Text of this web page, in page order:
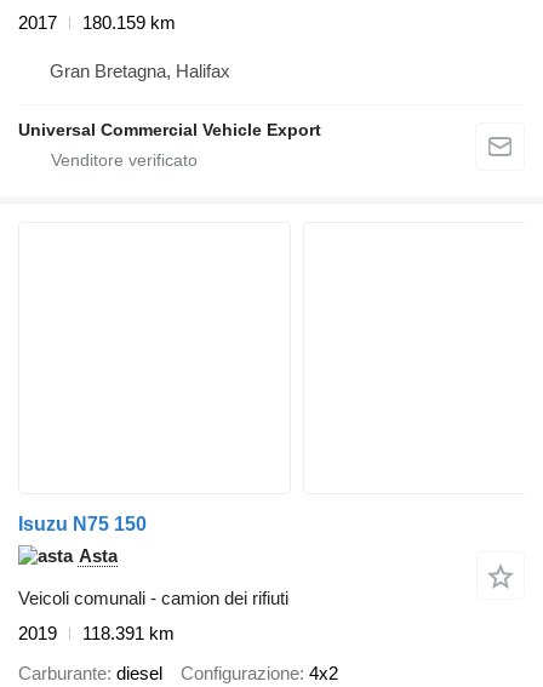
2017
180.159 km
Gran Bretagna, Halifax
Universal Commercial Vehicle Export
Isuzu N75 150
Asta
Veicoli comunali - camion dei rifiuti
2019
118.391 km
Carburante diesel Configurazione 4x2